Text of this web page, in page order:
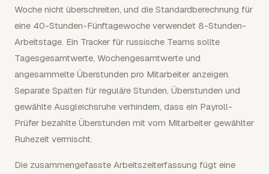
Woche nicht überschreiten, und die Standardberechnung für
eine 40-Stunden-Fünftagewoche verwendet 8-Stunden-
Arbeitstage. Ein Tracker für russische Teams sollte
Tagesgesamtwerte, Wochengesamtwerte und
angesammelte Überstunden pro Mitarbeiter anzeigen.
Separate Spalten für reguläre Stunden, Überstunden und
gewählte Ausgleichsruhe verhindern, dass ein Payroll-
Prüfer bezahlte Überstunden mit vom Mitarbeiter gewählter
Ruhezeit vermischt.
Die zusammengefasste Arbeitszeiterfassung fügt eine